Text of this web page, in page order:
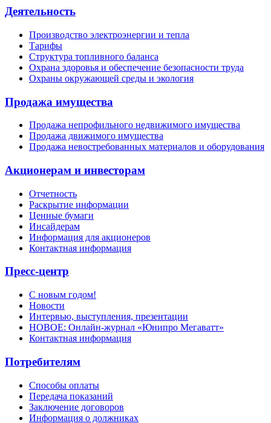
Деятельность
Производство электроэнергии и тепла
Тарифы
Структура топливного баланса
Охрана здоровья и обеспечение безопасности труда
Охраны окружающей среды и экология
Продажа имущества
Продажа непрофильного недвижимого имущества
Продажа движимого имущества
Продажа невостребованных материалов и оборудования
Акционерам и инвесторам
Отчетность
Раскрытие информации
Ценные бумаги
Инсайдерам
Информация для акционеров
Контактная информация
Пресс-центр
С новым годом!
Новости
Интервью, выступления, презентации
НОВОЕ: Онлайн-журнал «Юнипро Мегаватт»
Контактная информация
Потребителям
Способы оплаты
Передача показаний
Заключение договоров
Информация о должниках